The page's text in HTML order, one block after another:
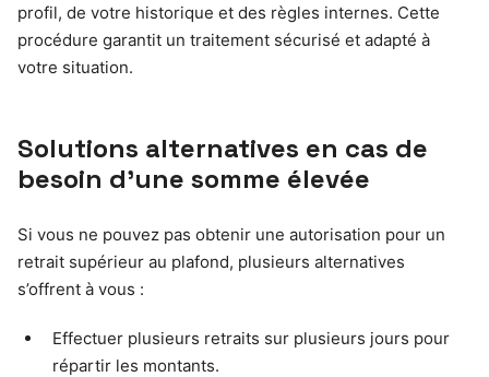
profil, de votre historique et des règles internes. Cette
procédure garantit un traitement sécurisé et adapté à
votre situation.
Solutions alternatives en cas de
besoin d’une somme élevée
Si vous ne pouvez pas obtenir une autorisation pour un
retrait supérieur au plafond, plusieurs alternatives
s’offrent à vous :
Effectuer plusieurs retraits sur plusieurs jours pour
répartir les montants.